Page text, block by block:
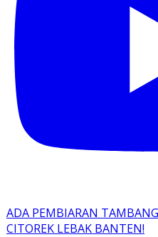
ADA PEMBIARAN
CITOREK LEBAK BANTEN!